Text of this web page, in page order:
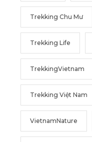
Trekking Chu Mư
Trekking Life
TrekkingVietnam
Trekking Việt Nam
VietnamNature